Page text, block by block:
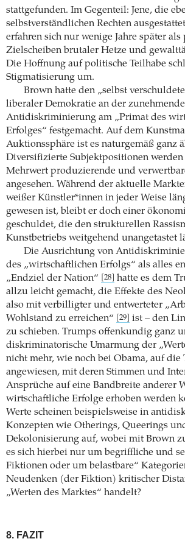
stattgefunden. Im Gegenteil: Jene, die
selbstverständlichen Rechten
erfahren sich nur wenige Jahre später
Zielscheiben brutaler Hetze und
Die Hoffnung auf politische Teilhabe
Stigmatisierung um.
Brown hatte den „selbst
liberaler Demokratie an der
Antidiskriminierung am „Primat des
Erfolges“ festgemacht. Auf dem
Auktionssphäre ist es naturgemäß ganz
Diversifizierte Subjektpositionen
Mehrwert produzierende und
angesehen. Während der aktuelle
weißer Künstler*innen in jeder Weise
gewesen ist, bleibt er doch einer
geschuldet, die den strukturellen
Kunstbetriebs weitgehend unangetastet
Die Ausrichtung von
des „wirtschaftlichen Erfolgs“ als alles
„Endziel der Nation“
[28]
hatte es dem
allzu leicht gemacht, die Effekte des
also mit verbilligter und entwerteter
Wohlstand zu erreichen“
[29]
ist – den
zu schieben. Trumps offenkundig ganz
diskriminatorische Umarmung der
nicht mehr, wie noch bei Obama, auf die
angewiesen, mit deren Stimmen und
Ansprüche auf eine Bandbreite anderer
wirtschaftliche Erfolge erhoben werden
Werte scheinen beispielsweise in
Konzepten wie Otherings, Queerings
Dekolonisierung auf, wobei mit Brown
es sich hierbei nur um begriffliche und
Fiktionen oder um belastbare“
Neudenken (der Fiktion) kritischer
„Werten des Marktes“ handelt?
8. FAZIT